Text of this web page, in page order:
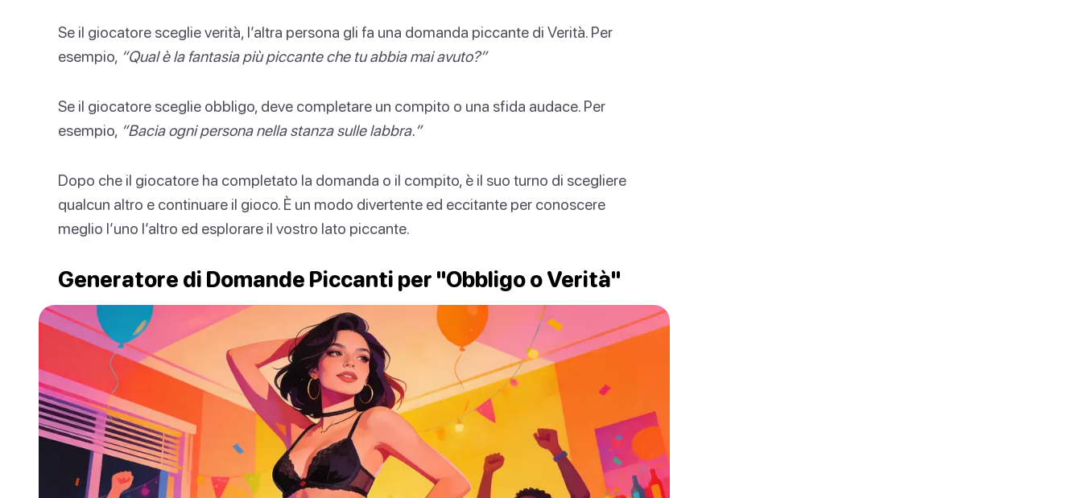
Se il giocatore sceglie verità, l’altra persona gli fa una domanda piccante di Verità. Per
esempio, “Qual è la fantasia più piccante che tu abbia mai avuto?”
Se il giocatore sceglie obbligo, deve completare un compito o una sfida audace. Per
esempio, “Bacia ogni persona nella stanza sulle labbra.”
Dopo che il giocatore ha completato la domanda o il compito, è il suo turno di scegliere
qualcun altro e continuare il gioco. È un modo divertente ed eccitante per conoscere
meglio l’uno l’altro ed esplorare il vostro lato piccante.
Generatore di Domande Piccanti per "Obbligo o Verità"